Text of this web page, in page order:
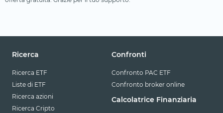
Ricerca
Ricerca ETF
Liste di ETF
Ricerca azioni
Ricerca Cripto
Confronti
Confronto PAC ETF
Confronto broker online
Calcolatrice Finanziaria